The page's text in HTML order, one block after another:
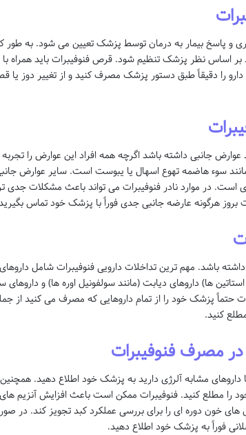
بر اساس نظر پزشک تنظیم شود. قرص فنوفیبرات باید
را دقیقاً طبق دستور پزشک مصرف کنید و از تغییر دوز یا
عوارض جانبی داشته باشد اگرچه همه افراد این عوارض را
سوء هاضمه تهوع اسهال یا یبوست است. سایر عوارض
در موارد نادر فنوفیبرات می تواند باعث مشکلات جدی
هرگونه عارضه جانبی جدی فوراً با پزشک خود تماس
داشته باشد. مهم ترین تداخلات دارویی فنوفیبرات شامل
استاتین ها) داروهای دیابت (مانند سولفونیل اوره ها) و
پزشک خود را از تمام داروهایی که مصرف می کنید از
کنید.
در مصرف فنوفیبرات
داروهای مشابه آلرژی دارید به پزشک خود اطلاع دهید.
را مطلع کنید. فنوفیبرات ممکن است باعث افزایش آنزیم های
خون دوره ای را برای بررسی عملکرد کبد تجویز کند. در
فوراً به پزشک خود اطلاع دهید.